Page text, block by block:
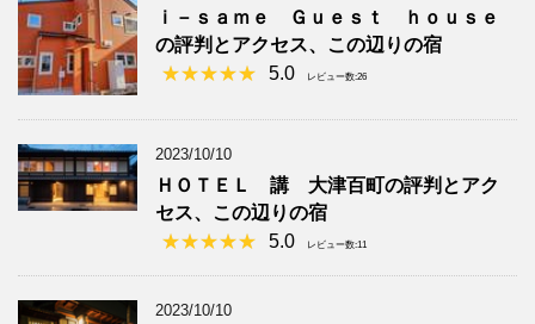
ｉ－ｓａｍｅ Ｇｕｅｓｔ ｈｏｕｓｅ
の評判とアクセス、この辺りの宿
5.0
レビュー数:26
2023/10/10
ＨＯＴＥＬ 講 大津百町の評判とアク
セス、この辺りの宿
5.0
レビュー数:11
2023/10/10